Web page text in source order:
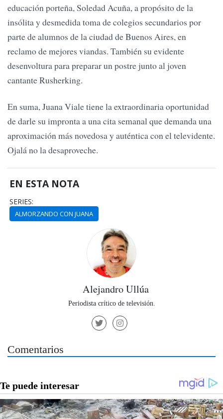
educación porteña, Soledad Acuña, a propósito de la
insólita y desmedida toma de colegios secundarios por
parte de alumnos de la ciudad de Buenos Aires, en
reclamo de mejores viandas. También su evidente
desenvoltura para preparar un postre junto al joven
cantante Rusherking.
En suma, Juana Viale tiene la extraordinaria oportunidad
de darle su impronta a una cita semanal que demanda una
aproximación más novedosa y auténtica con el televidente.
Ojalá no la desaproveche.
EN ESTA NOTA
SERIES:
ALMORZANDO CON JUANA
Alejandro Ullúa
Periodista crítico de televisión.
Comentarios